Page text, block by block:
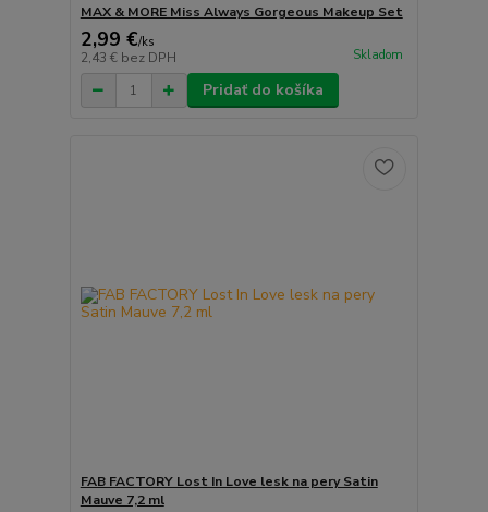
MAX & MORE Miss Always Gorgeous Makeup Set
2,99 €/ks
2,43 € bez DPH Skladom
Pridať do košíka
FAB FACTORY Lost In Love lesk na pery Satin
Mauve 7,2 ml